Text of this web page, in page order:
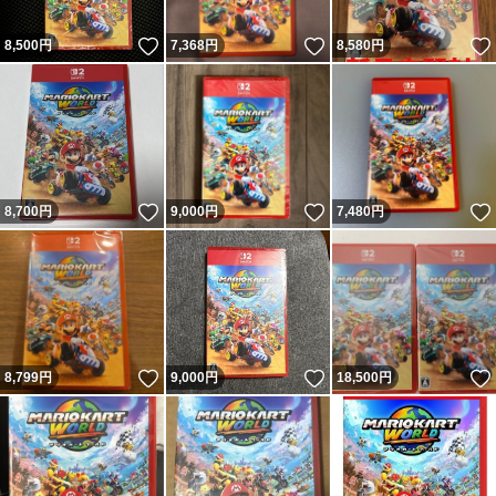
8,500円 いいね！
7,368円 いいね！
8,580円
8,700円 いいね！
9,000円 いいね！
7,480円
8,799円 いいね！
9,000円 いいね！
18,500円